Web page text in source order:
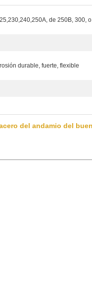
de 250B, 300,
durable, fuerte, flexible
del andamio del